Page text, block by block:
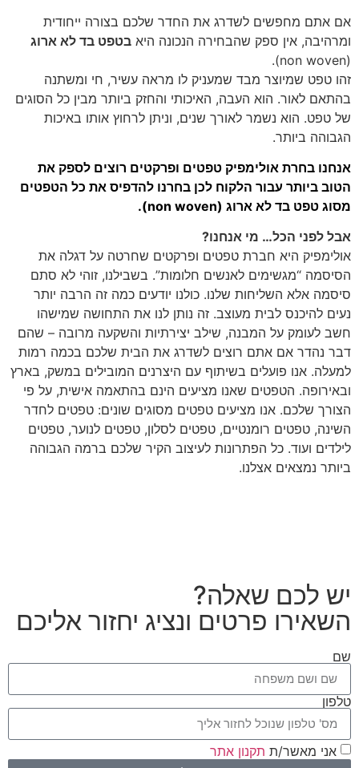
אם אתם מחפשים לשדרג את החדר שלכם בצורה ייחודית
ומרהיבה, אין ספק שהבחירה הנכונה היא בטפט בד לא ארוג
(non woven).
זהו טפט שמיוצר מבד שמעניק לו מראה עשיר, חי ומשתנה
בהתאם לאור. הוא העבה, האיכותי והחזק ביותר מבין כל הסוגים
של טפט. הוא נשמר לאורך שנים, וניתן לרחוץ אותו באיכות
הגבוהה ביותר.
אנחנו בחרת אולימפיק טפטים ופרקטים רוצים לספק את
הטוב ביותר עבור הלקוח לכן בחרנו להדפיס את כל הטפטים
מסוג טפט בד לא ארוג (non woven).
אבל לפני הכל… מי אנחנו?
אולימפיק היא חברת טפטים ופרקטים שחרטה על דגלה את
הסיסמה “מגשימים לאנשים חלומות”. בשבילנו, זוהי לא סתם
סיסמה אלא השליחות שלנו. כולנו יודעים כמה זה הרבה יותר
נעים להיכנס לבית מעוצב. זה נותן לנו את התחושה שמישהו
חשב לעומק על המבנה, שילב יצירתיות והשקעה מרובה – שהם
דבר נהדר אם אתם רוצים לשדרג את הבית שלכם בכמה רמות
למעלה. אנו פועלים בשיתוף עם היצרנים המובילים במשק, בארץ
ובאירופה. הטפטים שאנו מציעים הינם בהתאמה אישית, על פי
הצורך שלכם. אנו מציעים טפטים מסוגים שונים: טפטים לחדר
השינה, טפטים רומנטיים, טפטים לסלון, טפטים לנוער, טפטים
לילדים ועוד. כל הפתרונות לעיצוב הקיר שלכם ברמה הגבוהה
ביותר נמצאים אצלנו.
יש לכם שאלה?
השאירו פרטים ונציג יחזור אליכם
שם
טלפון
אני מאשר/ת תקנון אתר